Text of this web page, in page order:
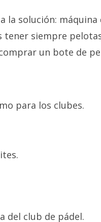
la solución: máquina
tener siempre
un bote de
para los clubes.
del club de pádel.